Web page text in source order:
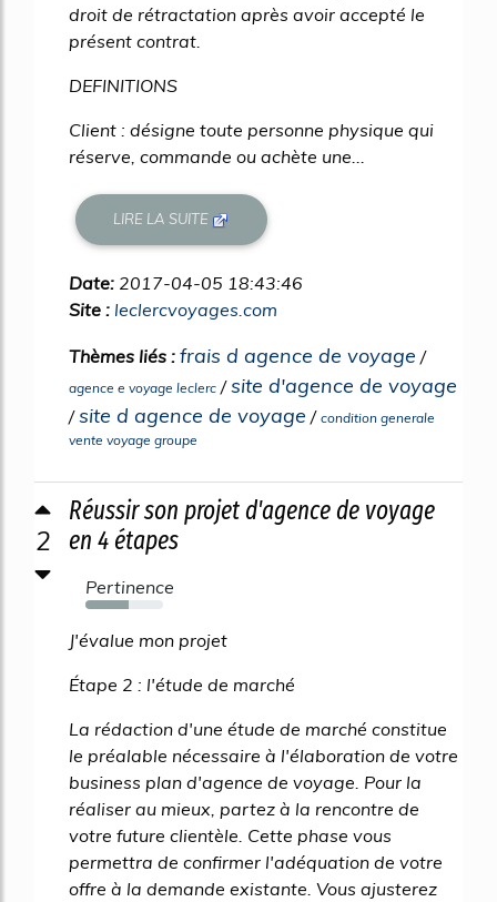
droit de rétractation après avoir accepté le
présent contrat.
DEFINITIONS
Client : désigne toute personne physique qui
réserve, commande ou achète une...
LIRE LA SUITE
Date: 2017-04-05 18:43:46
Site : leclercvoyages.com
Thèmes liés : frais d agence de voyage /
agence e voyage leclerc /site d'agence de voyage
/site d agence de voyage / condition generale
vente voyage groupe
2
Réussir son projet d'agence de voyage
en 4 étapes
Pertinence
56%
J'évalue mon projet
Étape 2 : l'étude de marché
La rédaction d'une étude de marché constitue
le préalable nécessaire à l'élaboration de votre
business plan d'agence de voyage. Pour la
réaliser au mieux, partez à la rencontre de
votre future clientèle. Cette phase vous
permettra de confirmer l'adéquation de votre
offre à la demande existante. Vous ajusterez